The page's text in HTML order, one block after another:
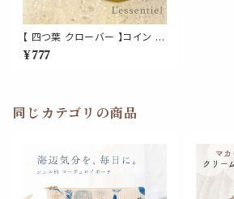
【 四つ葉 クローバー 】コイン 1
枚 ゴールド 象 金 健康 恋愛 幸
運 メダル 投資 金運 仕事 上昇
ェ
¥777
同じカテゴリの商品